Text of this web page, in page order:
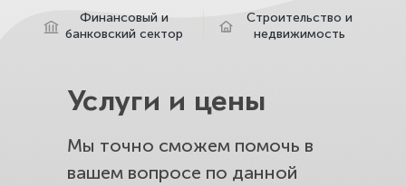
Финансовый и
банковский сектор
Строительство и
недвижимость
Услуги и цены
Мы точно сможем помочь в
вашем вопросе по данной